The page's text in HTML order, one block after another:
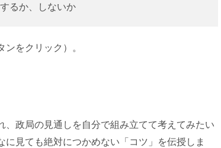
るか、しないか
をクリック）。
、政局の見通しを自分で組み立てて考えてみたい
見ても絶対につかめない「コツ」を伝授しま